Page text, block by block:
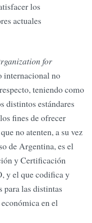
los
actuales
for
internacional no
teniendo como
distintos estándares
fines de ofrecer
no atenten, a su vez
de Argentina, es el
y Certificación
y el que codifica y
las distintas
en el